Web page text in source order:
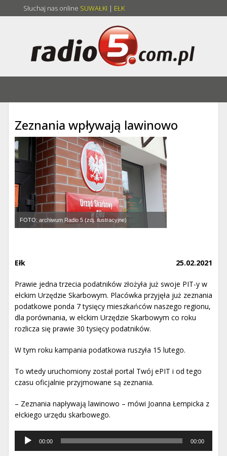
Słuchaj nas online SUWAŁKI | EŁK
Zeznania wpływają lawinowo
FOTO: archiwum Radio 5 (zdj. ilustracyjne)
25.02.2021
Ełk
Prawie jedna trzecia podatników złożyła już swoje PIT-y w
ełckim Urzędzie Skarbowym. Placówka przyjęła już zeznania
podatkowe ponda 7 tysięcy mieszkańców naszego regionu,
dla porównania, w ełckim Urzędzie Skarbowym co roku
rozlicza się prawie 30 tysięcy podatników.
W tym roku kampania podatkowa ruszyła 15 lutego.
To wtedy uruchomiony został portal Twój ePIT i od tego
czasu oficjalnie przyjmowane są zeznania.
– Zeznania napływają lawinowo – mówi Joanna Łempicka z
ełckiego urzędu skarbowego.
Odtwarzacz
muzyki
00:00 00:00